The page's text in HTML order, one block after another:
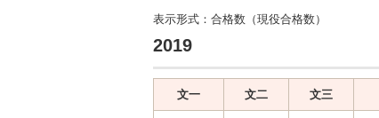
表示形式：合格数（現役合格数）
2019
文一 文二 文三